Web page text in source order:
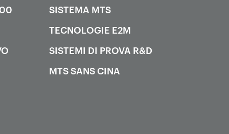
SISTEMA MTS
TECNOLOGIE E2M
SISTEMI DI PROVA R&D
MTS SANS CINA